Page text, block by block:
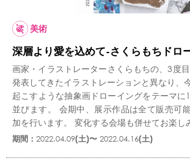
美術
深層より愛を込めて-さくらもちドロ
画家・イラストレーターさくらもちの、3度
発表してきたイラストレーションと異なり、
起こすような抽象画ドローイングをテーマに
並びます。 会期中、展示作品は全て販売可
加を行います。 変化する会場も併せてお楽し
期間： 2022.04.09(土)〜 2022.04.16(土)